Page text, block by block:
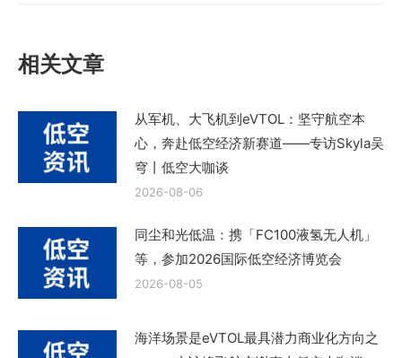
相关文章
从军机、大飞机到eVTOL：坚守航空本
心，奔赴低空经济新赛道——专访Skyla吴
穹丨低空大咖谈
2026-08-06
同尘和光低温：携「FC100液氢无人机」
等，参加2026国际低空经济博览会
2026-08-05
海洋场景是eVTOL最具潜力商业化方向之